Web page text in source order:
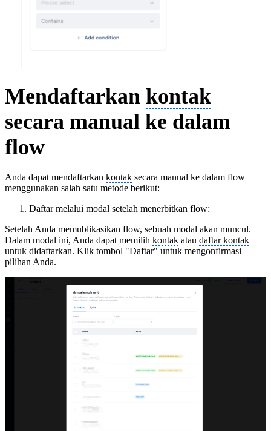
Mendaftarkan kontak
secara manual ke dalam
flow
Anda dapat mendaftarkan kontak secara manual ke dalam flow
menggunakan salah satu metode berikut:
Daftar melalui modal setelah menerbitkan flow:
Setelah Anda memublikasikan flow, sebuah modal akan muncul.
Dalam modal ini, Anda dapat memilih kontak atau daftar kontak
untuk didaftarkan. Klik tombol "Daftar" untuk mengonfirmasi
pilihan Anda.